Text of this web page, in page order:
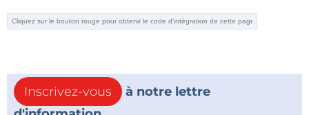
Inscrivez-vous
à notre lettre